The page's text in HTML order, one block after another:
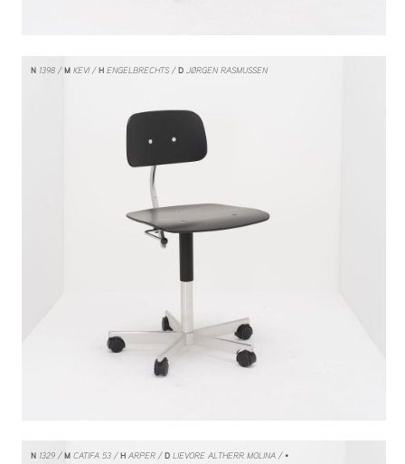
N1398 MKEVI HENGELBRECHTS DJØRGEN RASMUSSEN
N1329 MCATIFA 53 HARPER DLIEVORE ALTHERR MOLINA/ •